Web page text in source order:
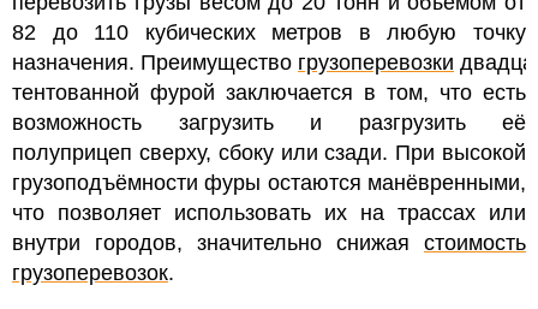
82 до 110 кубических метров в любую точку
назначения. Преимущество грузоперевозки
тентованной фурой заключается в том, что есть
возможность загрузить и разгрузить её
полуприцеп сверху, сбоку или сзади. При высокой
грузоподъёмности фуры остаются манёвренными,
что позволяет использовать их на трассах или
внутри городов, значительно снижая стоимость
грузоперевозок.